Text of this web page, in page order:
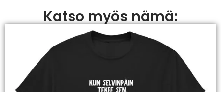
Katso myös nämä: